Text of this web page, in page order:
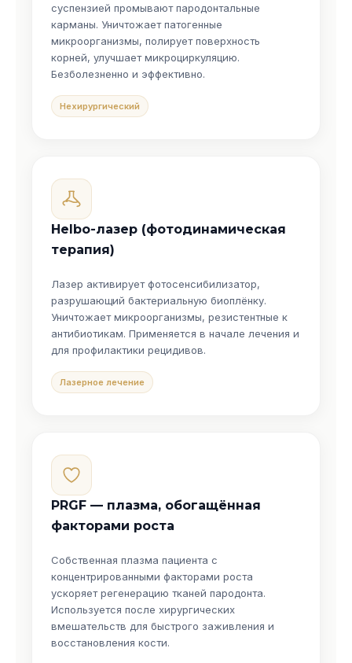
суспензией промывают пародонтальные
карманы. Уничтожает патогенные
микроорганизмы, полирует поверхность
корней, улучшает микроциркуляцию.
Безболезненно и эффективно.
Нехирургический
Helbo-лазер (фотодинамическая
терапия)
Лазер активирует фотосенсибилизатор,
разрушающий бактериальную биоплёнку.
Уничтожает микроорганизмы, резистентные к
антибиотикам. Применяется в начале лечения и
для профилактики рецидивов.
Лазерное лечение
PRGF — плазма, обогащённая
факторами роста
Собственная плазма пациента с
концентрированными факторами роста
ускоряет регенерацию тканей пародонта.
Используется после хирургических
вмешательств для быстрого заживления и
восстановления кости.